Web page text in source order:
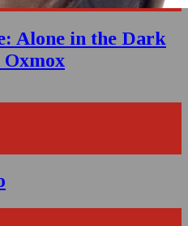
Alone in the Dark
Oxmox